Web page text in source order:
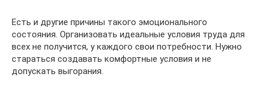
Есть и другие причины такого эмоционального
состояния. Организовать идеальные условия труда для
всех не получится, у каждого свои потребности. Нужно
стараться создавать комфортные условия и не
допускать выгорания.